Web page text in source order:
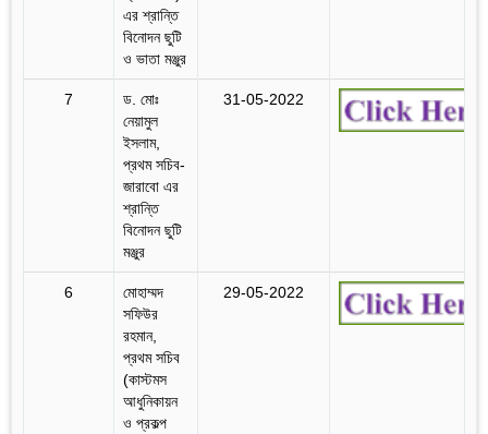
এর শ্রান্তি
বিনোদন ছুটি
ও ভাতা মঞ্জুর
7
ড. মোঃ
নেয়ামুল
ইসলাম,
প্রথম সচিব-
জারাবো এর
শ্রান্তি
বিনোদন ছুটি
মঞ্জুর
31-05-2022
6
মোহাম্মদ
সফিউর
রহমান,
প্রথম সচিব
(কাস্টমস
আধুনিকায়ন
ও প্রকল্প
29-05-2022